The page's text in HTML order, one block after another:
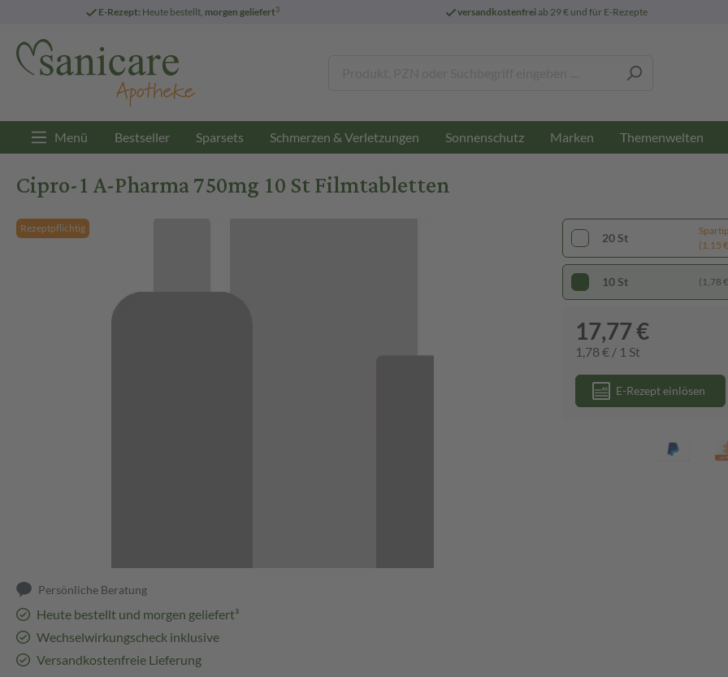
E-Rezept: Heute bestellt, morgen geliefert3 versandkostenfreiab 29 € und für E-Rezepte
Menü Bestseller Sparsets Schmerzen & Verletzungen Sonnenschutz Marken Themenwelten
Cipro-1 A-Pharma 750mg 10 St Filmtabletten
Rezeptpflichtig
Persönliche Beratung
Heute bestellt und morgen geliefert³
Wechselwirkungscheck inklusive
Versandkostenfreie Lieferung
20 St
(1,15
10 St (1,78
17,77 €
1,78 € / 1 St
E-Rezept einlösen